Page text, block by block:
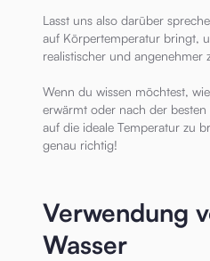
Lasst uns also darüber
auf Körpertemperatur bringt,
realistischer und angenehmer
Wenn du wissen möchtest,
erwärmt oder nach der
auf die ideale Temperatur zu
genau richtig!
Verwendung
Wasser